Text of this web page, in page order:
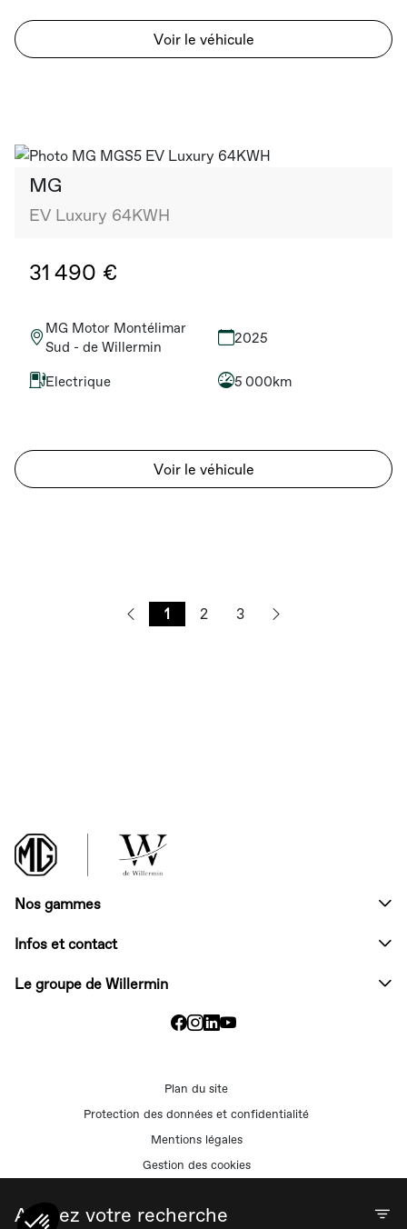
Affinez votre recherche
Voir le véhicule
MG
EV Luxury 64KWH
31 490 €
MG Motor Montélimar
Sud - de Willermin
2025
Electrique 5 000km
Voir le véhicule
1 2 3
Nos gammes
Infos et contact
Le groupe de Willermin
Plan du site
Protection des données et confidentialité
Mentions légales
Gestion des cookies